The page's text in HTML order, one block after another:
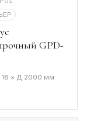
GPD-
18 × Д 2000 мм